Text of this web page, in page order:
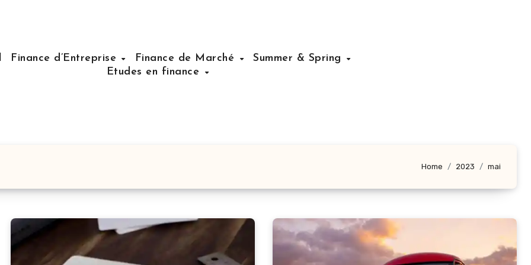
Finance d’Entreprise Finance de Marché
Summer & Spring
Etudes en finance
Home 2023 mai